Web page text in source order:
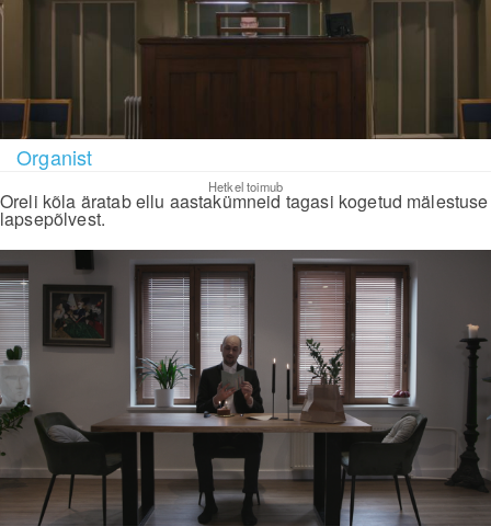
Organist
Hetkel toimub
Oreli kõla äratab ellu aastakümneid tagasi kogetud mälestuse
lapsepõlvest.